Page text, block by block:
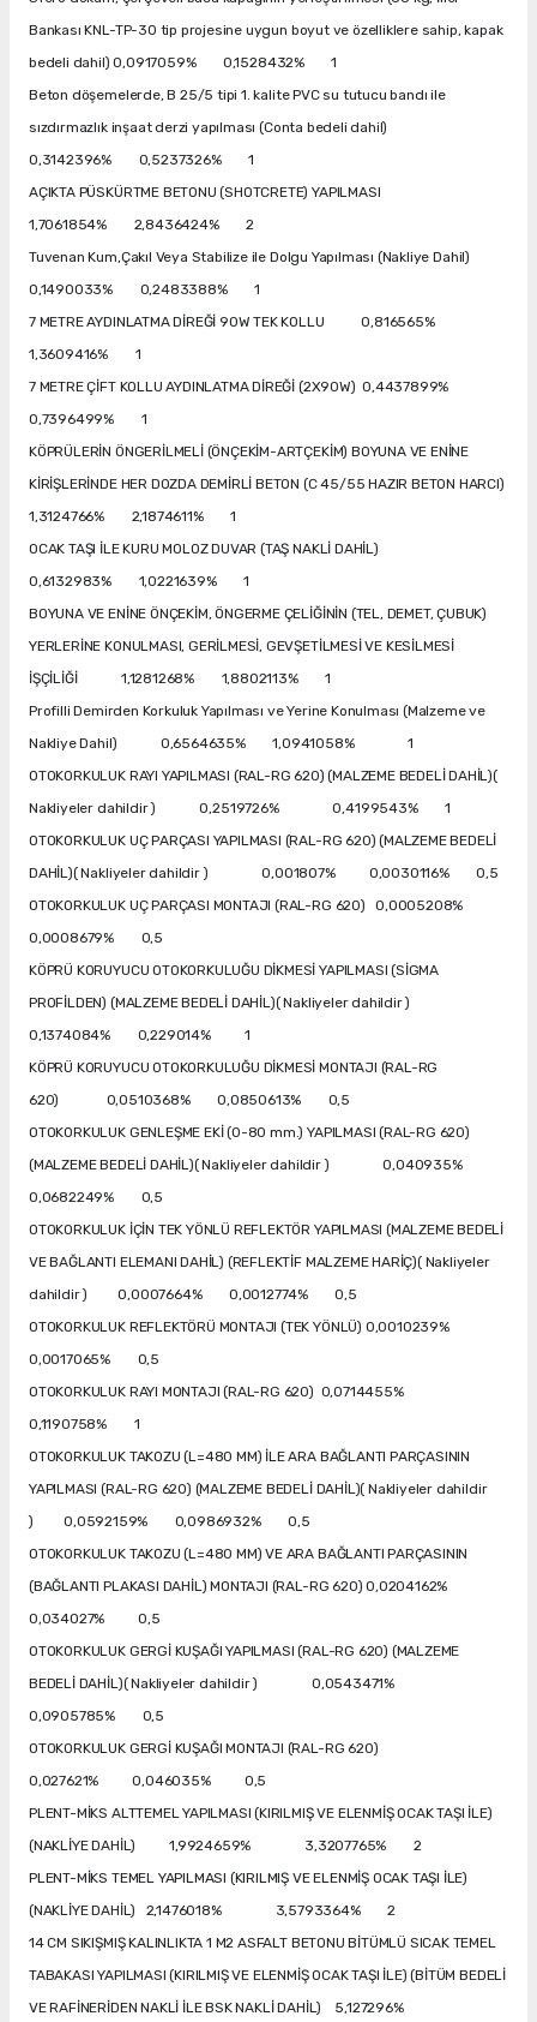
Bankası KNL-TP-30 tip projesine uygun boyut ve özelliklere sahip, kapak
bedeli dahil) 0,0917059% 0,1528432% 1
Beton döşemelerde, B 25/5 tipi 1. kalite PVC su tutucu bandı ile
sızdırmazlık inşaat derzi yapılması (Conta bedeli dahil)
0,3142396% 0,5237326% 1
AÇIKTA PÜSKÜRTME BETONU (SHOTCRETE) YAPILMASI
1,7061854% 2,8436424% 2
Tuvenan Kum,Çakıl Veya Stabilize ile Dolgu Yapılması (Nakliye Dahil)
0,1490033% 0,2483388% 1
7 METRE AYDINLATMA DİREĞİ 90W TEK KOLLU 0,816565%
1,3609416% 1
7 METRE ÇİFT KOLLU AYDINLATMA DİREĞİ (2X90W) 0,4437899%
0,7396499% 1
KÖPRÜLERİN ÖNGERİLMELİ (ÖNÇEKİM-ARTÇEKİM) BOYUNA VE ENİNE
KİRİŞLERİNDE HER DOZDA DEMİRLİ BETON (C 45/55 HAZIR BETON HARCI)
1,3124766% 2,1874611% 1
OCAK TAŞI İLE KURU MOLOZ DUVAR (TAŞ NAKLİ DAHİL)
0,6132983% 1,0221639% 1
BOYUNA VE ENİNE ÖNÇEKİM, ÖNGERME ÇELİĞİNİN (TEL, DEMET, ÇUBUK)
YERLERİNE KONULMASI, GERİLMESİ, GEVŞETİLMESİ VE KESİLMESİ
İŞÇİLİĞİ 1,1281268% 1,8802113% 1
Profilli Demirden Korkuluk Yapılması ve Yerine Konulması (Malzeme ve
Nakliye Dahil) 0,6564635% 1,0941058% 1
OTOKORKULUK RAYI YAPILMASI (RAL-RG 620) (MALZEME BEDELİ DAHİL)(
Nakliyeler dahildir ) 0,2519726% 0,4199543% 1
OTOKORKULUK UÇ PARÇASI YAPILMASI (RAL-RG 620) (MALZEME BEDELİ
DAHİL)( Nakliyeler dahildir ) 0,001807% 0,0030116% 0,5
OTOKORKULUK UÇ PARÇASI MONTAJI (RAL-RG 620) 0,0005208%
0,0008679% 0,5
KÖPRÜ KORUYUCU OTOKORKULUĞU DİKMESİ YAPILMASI (SİGMA
PROFİLDEN) (MALZEME BEDELİ DAHİL)( Nakliyeler dahildir )
0,1374084% 0,229014% 1
KÖPRÜ KORUYUCU OTOKORKULUĞU DİKMESİ MONTAJI (RAL-RG
620) 0,0510368% 0,0850613% 0,5
OTOKORKULUK GENLEŞME EKİ (0-80 mm.) YAPILMASI (RAL-RG 620)
(MALZEME BEDELİ DAHİL)( Nakliyeler dahildir ) 0,040935%
0,0682249% 0,5
OTOKORKULUK İÇİN TEK YÖNLÜ REFLEKTÖR YAPILMASI (MALZEME BEDELİ
VE BAĞLANTI ELEMANI DAHİL) (REFLEKTİF MALZEME HARİÇ)( Nakliyeler
dahildir ) 0,0007664% 0,0012774% 0,5
OTOKORKULUK REFLEKTÖRÜ MONTAJI (TEK YÖNLÜ) 0,0010239%
0,0017065% 0,5
OTOKORKULUK RAYI MONTAJI (RAL-RG 620) 0,0714455%
0,1190758% 1
OTOKORKULUK TAKOZU (L=480 MM) İLE ARA BAĞLANTI PARÇASININ
YAPILMASI (RAL-RG 620) (MALZEME BEDELİ DAHİL)( Nakliyeler dahildir
) 0,0592159% 0,0986932% 0,5
OTOKORKULUK TAKOZU (L=480 MM) VE ARA BAĞLANTI PARÇASININ
(BAĞLANTI PLAKASI DAHİL) MONTAJI (RAL-RG 620) 0,0204162%
0,034027% 0,5
OTOKORKULUK GERGİ KUŞAĞI YAPILMASI (RAL-RG 620) (MALZEME
BEDELİ DAHİL)( Nakliyeler dahildir ) 0,0543471%
0,0905785% 0,5
OTOKORKULUK GERGİ KUŞAĞI MONTAJI (RAL-RG 620)
0,027621% 0,046035% 0,5
PLENT-MİKS ALTTEMEL YAPILMASI (KIRILMIŞ VE ELENMİŞ OCAK TAŞI İLE)
(NAKLİYE DAHİL) 1,9924659% 3,3207765% 2
PLENT-MİKS TEMEL YAPILMASI (KIRILMIŞ VE ELENMİŞ OCAK TAŞI İLE)
(NAKLİYE DAHİL) 2,1476018% 3,5793364% 2
14 CM SIKIŞMIŞ KALINLIKTA 1 M2 ASFALT BETONU BİTÜMLÜ SICAK TEMEL
TABAKASI YAPILMASI (KIRILMIŞ VE ELENMİŞ OCAK TAŞI İLE) (BİTÜM BEDELİ
VE RAFİNERİDEN NAKLİ İLE BSK NAKLİ DAHİL) 5,127296%